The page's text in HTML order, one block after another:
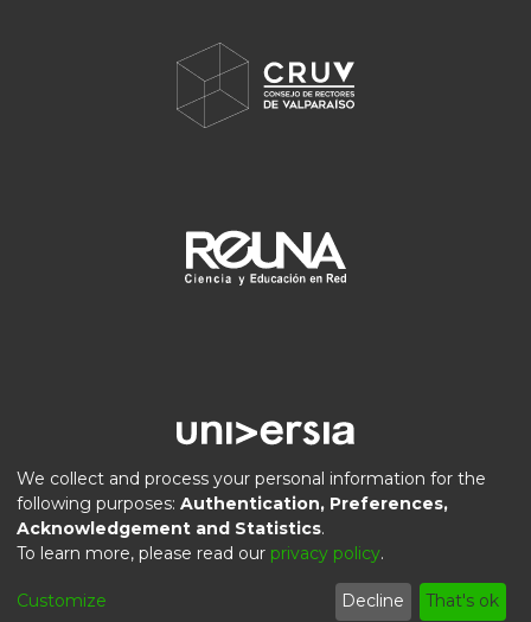
DSpace software copyright © 2002-2026
settings
Agreement
Feedback
We collect and process your personal information for the
following purposes: Authentication, Preferences,
Acknowledgement and Statistics.
To learn more, please read our privacy policy.
Customize Decline That's ok